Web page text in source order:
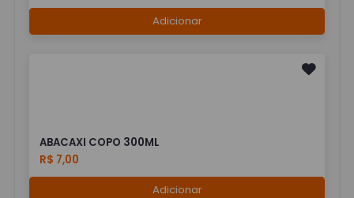
Adicionar
ABACAXI COPO 300ML
R$ 7,00
Adicionar